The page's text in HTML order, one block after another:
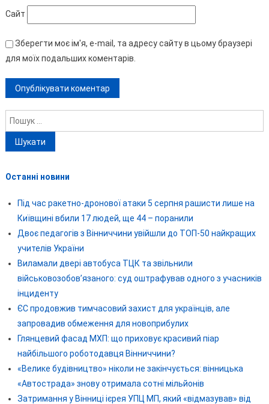
Сайт
Зберегти моє ім'я, e-mail, та адресу сайту в цьому браузері
для моїх подальших коментарів.
Пошук:
Останні новини
Під час ракетно-дронової атаки 5 серпня рашисти лише на
Київщині вбили 17 людей, ще 44 – поранили
Двоє педагогів з Вінниччини увійшли до ТОП-50 найкращих
учителів України
Виламали двері автобуса ТЦК та звільнили
військовозобов’язаного: суд оштрафував одного з учасників
інциденту
ЄС продовжив тимчасовий захист для українців, але
запровадив обмеження для новоприбулих
Глянцевий фасад МХП: що приховує красивий піар
найбільшого роботодавця Вінниччини?
«Велике будівництво» ніколи не закінчується: вінницька
«Автострада» знову отримала сотні мільйонів
Затримання у Вінниці ієрея УПЦ МП, який «відмазував» від